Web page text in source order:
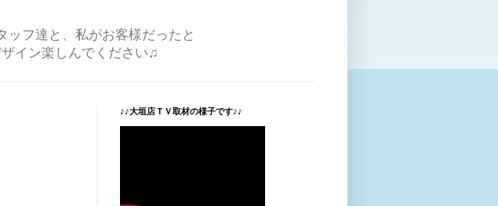
フ達と、私がお客様だったと
イン楽しんでください♫
♪♪大垣店ＴＶ取材の様子です♪♪